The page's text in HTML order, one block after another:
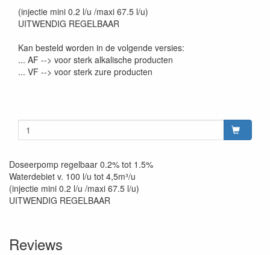
(injectie mini 0.2 l/u /maxi 67.5 l/u)
UITWENDIG REGELBAAR
Kan besteld worden in de volgende versies:
... AF --> voor sterk alkalische producten
... VF --> voor sterk zure producten
Doseerpomp regelbaar 0.2% tot 1.5%
Waterdebiet v. 100 l/u tot 4,5m³/u
(injectie mini 0.2 l/u /maxi 67.5 l/u)
UITWENDIG REGELBAAR
Reviews